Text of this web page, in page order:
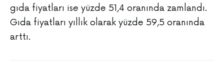
gıda fiyatları ise yüzde 51,4 oranında zamlandı.
Gıda fiyatları yıllık olarak yüzde 59,5 oranında
arttı.